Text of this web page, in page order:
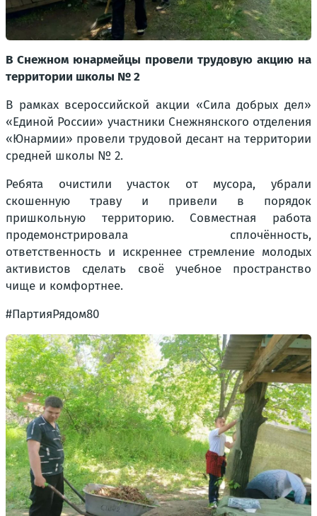
В Снежном юнармейцы провели трудовую акцию на
территории школы № 2
В рамках всероссийской акции «Сила добрых дел»
«Единой России» участники Снежнянского отделения
«Юнармии» провели трудовой десант на территории
средней школы № 2.
Ребята очистили участок от мусора, убрали
скошенную траву и привели в порядок
пришкольную территорию. Совместная работа
продемонстрировала сплочённость,
ответственность и искреннее стремление молодых
активистов сделать своё учебное пространство
чище и комфортнее.
#ПартияРядом80